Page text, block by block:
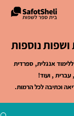
ושפות נוספות
אנגלית, ספרדית
, ועוד!
וכתיבה לכל הרמות.